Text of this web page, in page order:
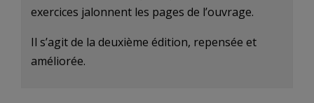
exercices jalonnent les pages de l’ouvrage.
Il s’agit de la deuxième édition, repensée et
améliorée.